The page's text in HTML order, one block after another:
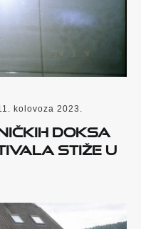
kolovoza 2023.
doksa
stiže u